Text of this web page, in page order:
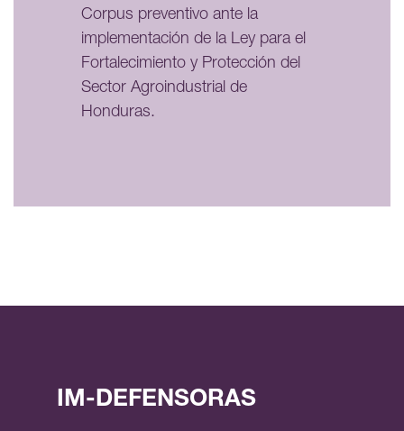
Corpus preventivo ante la
implementación de la Ley para el
Fortalecimiento y Protección del
Sector Agroindustrial de
Honduras.
IM-DEFENSORAS